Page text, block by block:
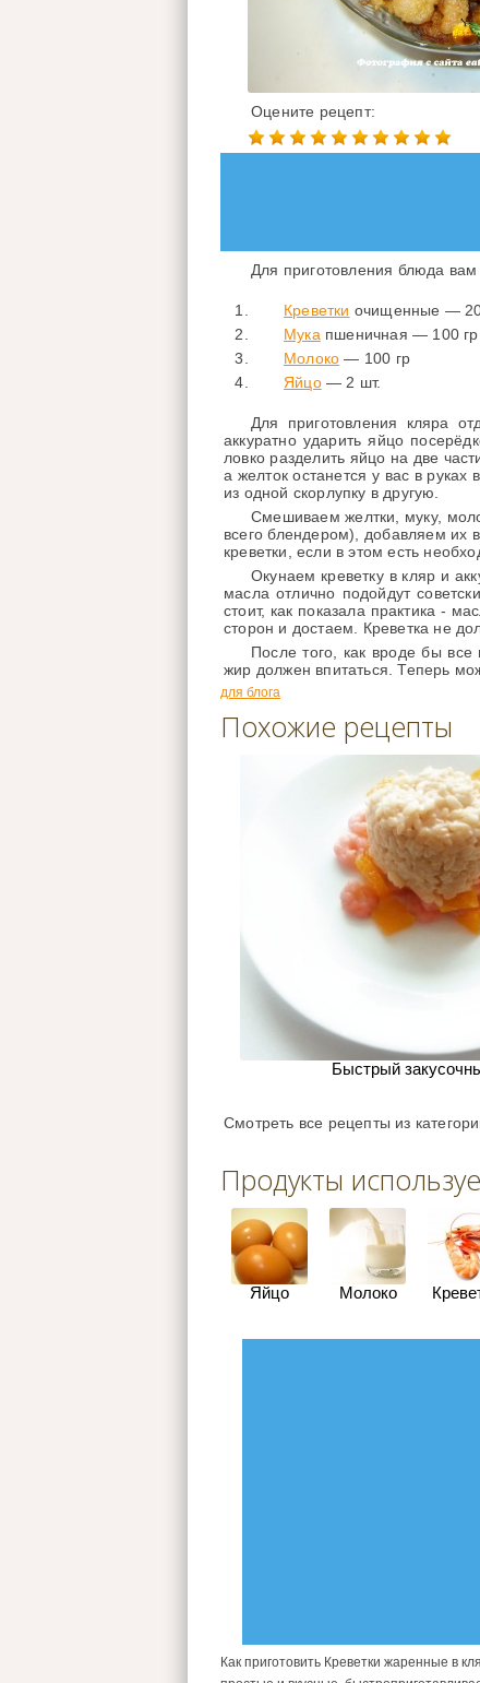
Оцените рецепт:
Для приготовления блюда
Креветки очищенные —
Мука пшеничная — 100 гр
Молоко — 100 гр
Яйцо— 2 шт.
Для приготовления кляра
аккуратно ударить яйцо
ловко разделить яйцо на две
а желток останется у вас в
из одной скорлупку в другую.
Смешиваем желтки, муку,
всего блендером), добавляем
креветки, если в этом есть
Окунаем креветку в кляр и
масла отлично подойдут
стоит, как показала практика -
сторон и достаем. Креветка не
После того, как вроде бы
жир должен впитаться. Теперь
для блога
Похожие рецепты
Быстрый
Смотреть все рецепты из
Продукты
Яйцо Молоко
Как приготовить Креветки жаренные в